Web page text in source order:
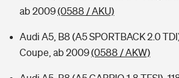
ab 2009(0588 / AKU)
Audi A5, B8 (A5 SPORTBACK 2.0
Coupe, ab 2009(0588 / AKW)